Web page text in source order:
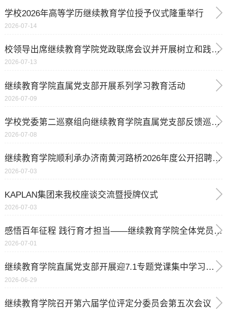
学校2026年高等学历继续教育学位授予仪式隆重举行
2026-07-14
校领导出席继续教育学院党政联席会议并开展树立和践行正确政绩观专题宣讲
2026-07-13
继续教育学院直属党支部开展系列学习教育活动
2026-07-09
学校党委第二巡察组向继续教育学院直属党支部反馈巡察情况
2026-07-08
继续教育学院顺利承办济南黄河路桥2026年度公开招聘笔试
2026-07-03
KAPLAN集团来我校座谈交流暨授牌仪式
2026-07-03
感悟百年征程 践行育才担当——继续教育学院全体党员共同收看建党105周年大会直播
2026-07-01
继续教育学院直属党支部开展迎7.1专题党课集中学习活动
2026-06-29
继续教育学院召开第六届学位评定分委员会第五次会议